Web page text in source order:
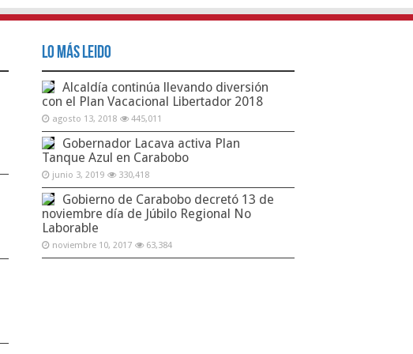
Lo Más Leido
Alcaldía continúa llevando diversión
con el Plan Vacacional Libertador 2018
agosto 13, 2018 445,011
Gobernador Lacava activa Plan
Tanque Azul en Carabobo
junio 3, 2019 330,418
Gobierno de Carabobo decretó 13 de
noviembre día de Júbilo Regional No
Laborable
noviembre 10, 2017 63,384